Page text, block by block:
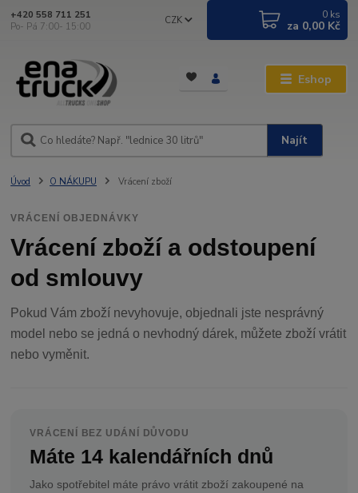
Eshop
CZK
Najít
+420 558 711 251
Po- Pá 7:00- 15:00
0 ks
za 0,00 Kč
Úvod O NÁKUPU Vrácení zboží
VRÁCENÍ OBJEDNÁVKY
Vrácení zboží a odstoupení
od smlouvy
Pokud Vám zboží nevyhovuje, objednali jste nesprávný
model nebo se jedná o nevhodný dárek, můžete zboží vrátit
nebo vyměnit.
VRÁCENÍ BEZ UDÁNÍ DŮVODU
Máte 14 kalendářních dnů
Jako spotřebitel máte právo vrátit zboží zakoupené na